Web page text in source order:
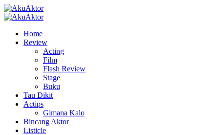
Skip
to
Primary
Home
Review
Acting
Film
Flash Review
Stage
Buku
Tau Dikit
Actips
Gimana Kalo
Bincang Aktor
Listicle